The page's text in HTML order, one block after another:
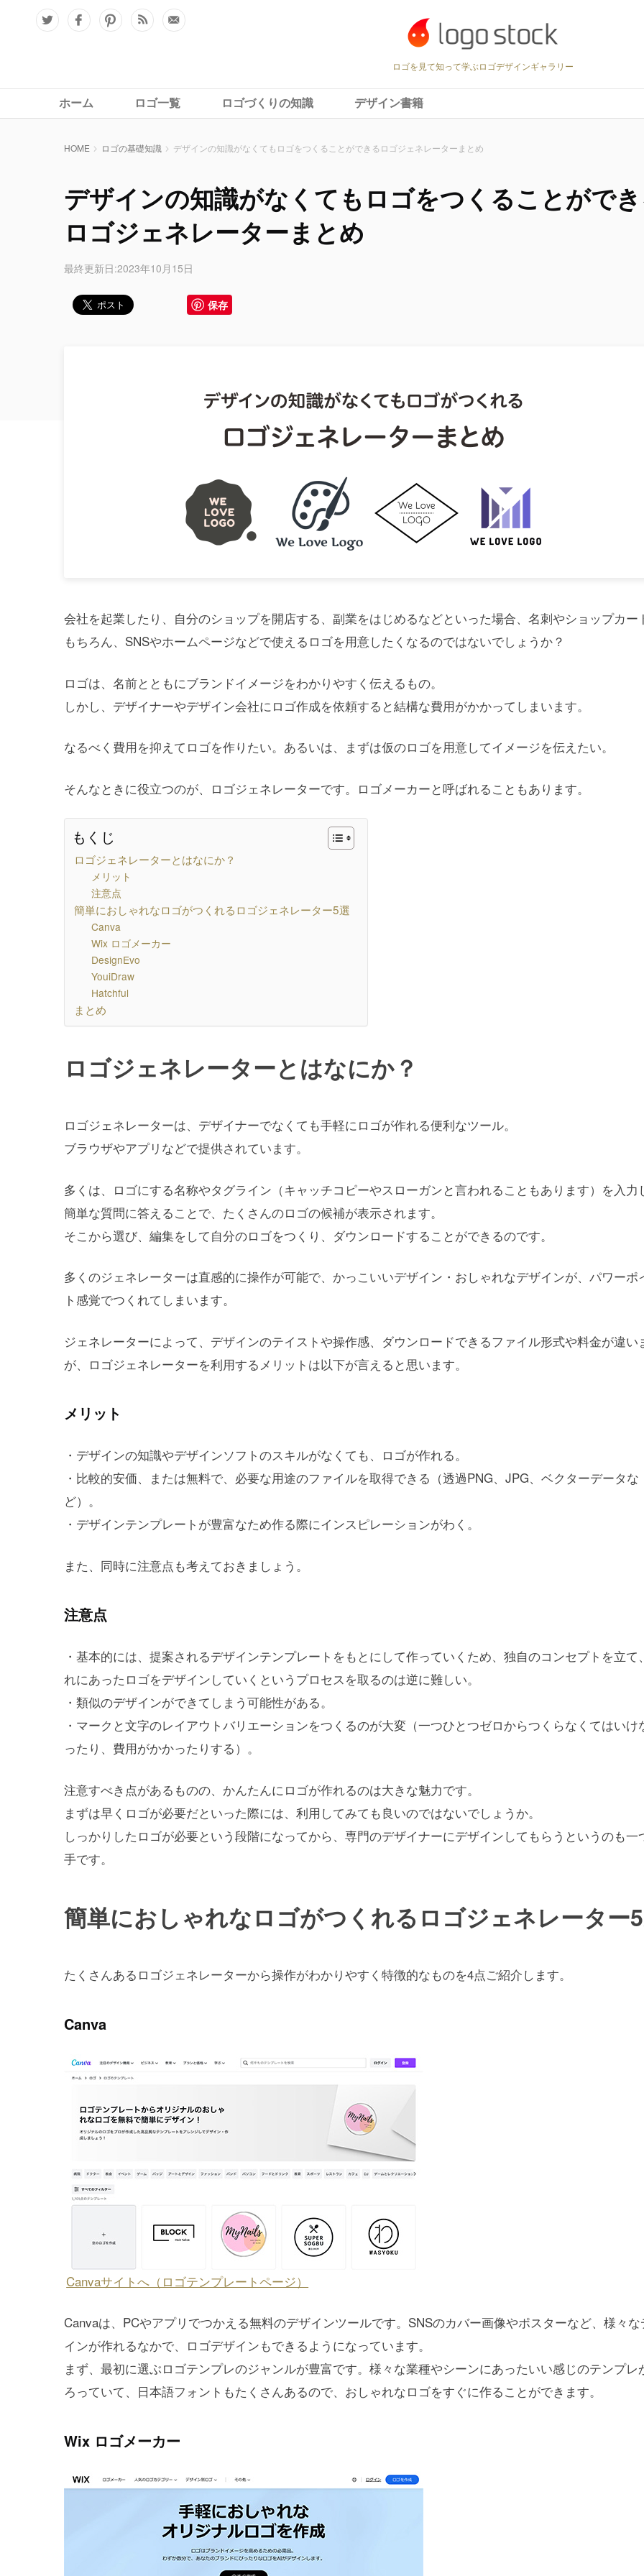
ロゴを見て知って学ぶロゴデザインギャラリー
ホーム ロゴ一覧 ロゴづくりの知識 デザイン書籍
HOME ロゴの基礎知識 デザインの知識がなくてもロゴをつくることができるロゴジェネレーターまとめ
デザインの知識がなくてもロゴをつくることがで
ロゴジェネレーターまとめ
最終更新日:2023年10月15日
保存
会社を起業したり、自分のショップを開店する、副業をはじめるなどといった場合、名刺やショップカー
もちろん、SNSやホームページなどで使えるロゴを用意したくなるのではないでしょうか？
ロゴは、名前とともにブランドイメージをわかりやすく伝えるもの。
しかし、デザイナーやデザイン会社にロゴ作成を依頼すると結構な費用がかかってしまいます。
なるべく費用を抑えてロゴを作りたい。あるいは、まずは仮のロゴを用意してイメージを伝えたい。
そんなときに役立つのが、ロゴジェネレーターです。ロゴメーカーと呼ばれることもあります。
もくじ
ロゴジェネレーターとはなにか？
メリット
注意点
簡単におしゃれなロゴがつくれるロゴジェネレーター5選
Canva
Wix ロゴメーカー
DesignEvo
YouiDraw
Hatchful
まとめ
ロゴジェネレーターとはなにか？
ロゴジェネレーターは、デザイナーでなくても手軽にロゴが作れる便利なツール。
ブラウザやアプリなどで提供されています。
多くは、ロゴにする名称やタグライン（キャッチコピーやスローガンと言われることもあります）を入力
簡単な質問に答えることで、たくさんのロゴの候補が表示されます。
そこから選び、編集をして自分のロゴをつくり、ダウンロードすることができるのです。
多くのジェネレーターは直感的に操作が可能で、かっこいいデザイン・おしゃれなデザインが、パワーポ
ト感覚でつくれてしまいます。
ジェネレーターによって、デザインのテイストや操作感、ダウンロードできるファイル形式や料金が違い
が、ロゴジェネレーターを利用するメリットは以下が言えると思います。
メリット
・デザインの知識やデザインソフトのスキルがなくても、ロゴが作れる。
・比較的安価、または無料で、必要な用途のファイルを取得できる（透過PNG、JPG、ベクターデータな
ど）。
・デザインテンプレートが豊富なため作る際にインスピレーションがわく。
また、同時に注意点も考えておきましょう。
注意点
・基本的には、提案されるデザインテンプレートをもとにして作っていくため、独自のコンセプトを立て
れにあったロゴをデザインしていくというプロセスを取るのは逆に難しい。
・類似のデザインができてしまう可能性がある。
・マークと文字のレイアウトバリエーションをつくるのが大変（一つひとつゼロからつくらなくてはいけ
ったり、費用がかかったりする）。
注意すべき点があるものの、かんたんにロゴが作れるのは大きな魅力です。
まずは早くロゴが必要だといった際には、利用してみても良いのではないでしょうか。
しっかりしたロゴが必要という段階になってから、専門のデザイナーにデザインしてもらうというのも一
手です。
簡単におしゃれなロゴがつくれるロゴジェネレーター
たくさんあるロゴジェネレーターから操作がわかりやすく特徴的なものを4点ご紹介します。
Canva
Canvaサイトへ（ロゴテンプレートページ）
Canvaは、PCやアプリでつかえる無料のデザインツールです。SNSのカバー画像やポスターなど、様々な
インが作れるなかで、ロゴデザインもできるようになっています。
まず、最初に選ぶロゴテンプレのジャンルが豊富です。様々な業種やシーンにあったいい感じのテンプレ
ろっていて、日本語フォントもたくさんあるので、おしゃれなロゴをすぐに作ることができます。
Wix ロゴメーカー